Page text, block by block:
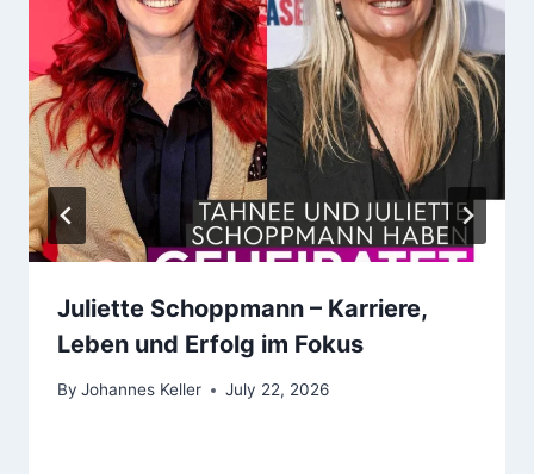
Juliette Schoppmann – Karriere,
Leben und Erfolg im Fokus
By Johannes Keller July 22, 2026